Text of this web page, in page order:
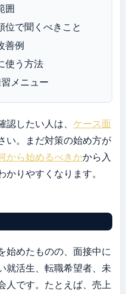
囲
位で聞くべきこと
善例
使う方法
メニュー
認したい人は、 ケース面
い。まだ対策の始め方が
から始めるべきかから入
かりやすくなります。
始めたものの、面接中に
就活生、転職希望者、未
人です。たとえば、売上